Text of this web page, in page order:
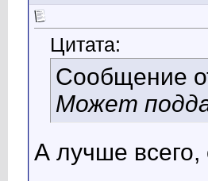
Цитата:
Сообщение
Может
А лучше всего,